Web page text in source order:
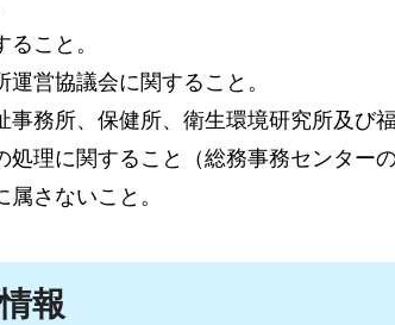
こと。
営協議会に関すること。
務所、保健所、衛生環境研究所及び
理に関すること（総務事務センター
さないこと。
報